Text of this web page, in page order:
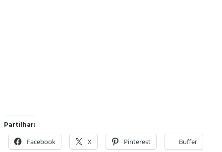
Partilhar:
Facebook X Pinterest Buffer